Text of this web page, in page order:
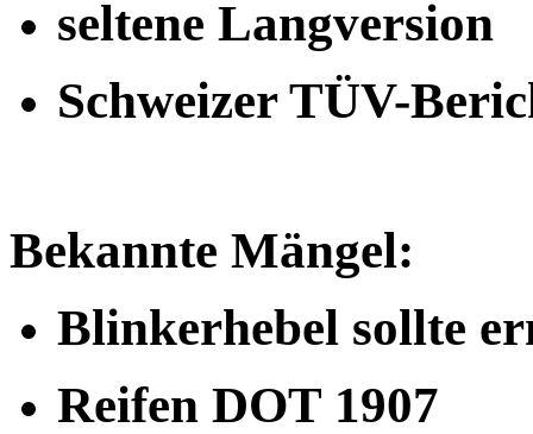
seltene Langversion
Schweizer TÜV-
Bekannte Mängel:
Blinkerhebel sollte
Reifen DOT 1907